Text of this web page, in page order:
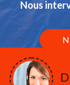
Nous